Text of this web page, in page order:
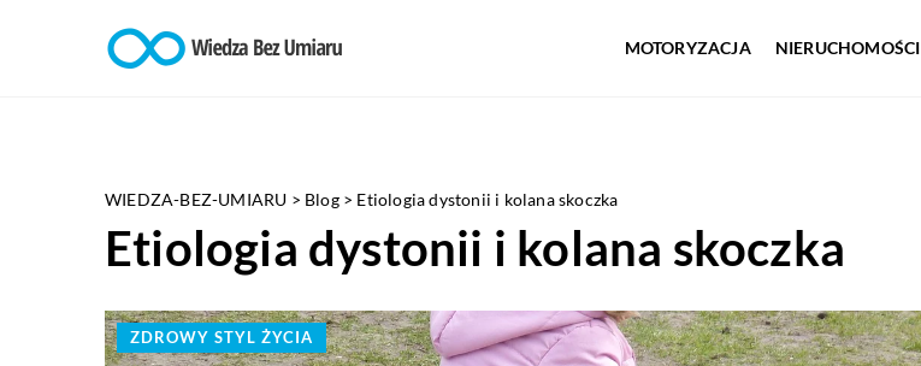
MOTORYZACJA NIERUCHOMOŚCI
WIEDZA-BEZ-UMIARU > Blog> Etiologia dystonii i kolana skoczka
Etiologia dystonii i kolana skoczka
ZDROWY STYL ŻYCIA